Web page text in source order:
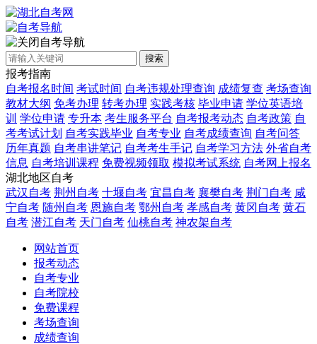
自考导航
搜索
报考指南
自考报名时间 考试时间 自考违规处理查询 成绩复查 考场查询
教材大纲 免考办理 转考办理 实践考核 毕业申请 学位英语培
训 学位申请 专升本 考生服务平台 自考报考动态 自考政策 自
考考试计划 自考实践毕业 自考专业 自考成绩查询 自考问答
历年真题 自考串讲笔记 自考考生手记 自考学习方法 外省自考
信息 自考培训课程 免费视频领取 模拟考试系统 自考网上报名
湖北地区自考
武汉自考 荆州自考 十堰自考 宜昌自考 襄樊自考 荆门自考 咸
宁自考 随州自考 恩施自考 鄂州自考 孝感自考 黄冈自考 黄石
自考 潜江自考 天门自考 仙桃自考 神农架自考
网站首页
报考动态
自考专业
自考院校
免费课程
考场查询
成绩查询